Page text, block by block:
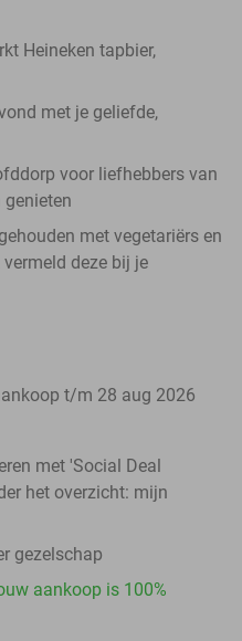
Heineken tapbier,
met je geliefde,
voor liefhebbers van
genieten
met vegetariërs en
deze bij je
t/m 28 aug 2026
met 'Social Deal
het overzicht: mijn
gezelschap
aankoop is 100%